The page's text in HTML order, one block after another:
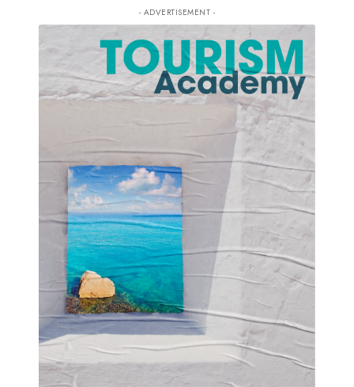
- ADVERTISEMENT -